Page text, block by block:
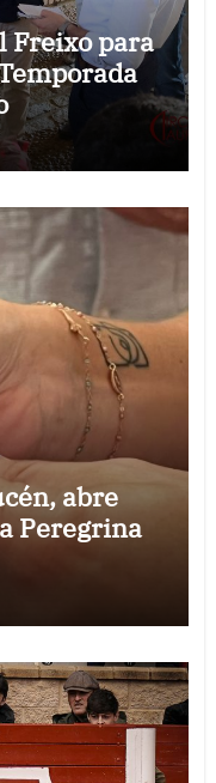
Freixo para
abre
Peregrina